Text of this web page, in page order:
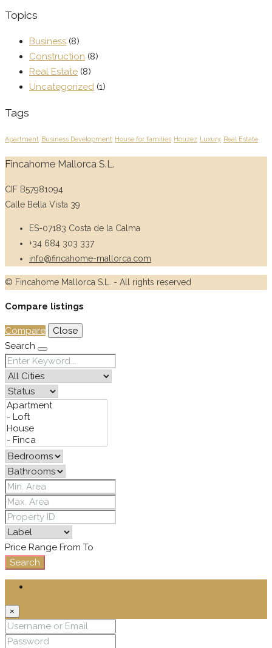
Topics
Business (8)
Construction (8)
Real Estate (8)
Uncategorized (1)
Tags
Apartment Business Development House for families Houzez Luxury Real Estate
Fincahome Mallorca S.L.
CIF B57981094
Calle Bella Vista 39
ES-07183 Costa de la Calma
+34 684 303 337
info@fincahome-mallorca.com
© Fincahome Mallorca S.L. - All rights reserved
Compare listings
Compare
Close
Search
Price Range From To
Search
×